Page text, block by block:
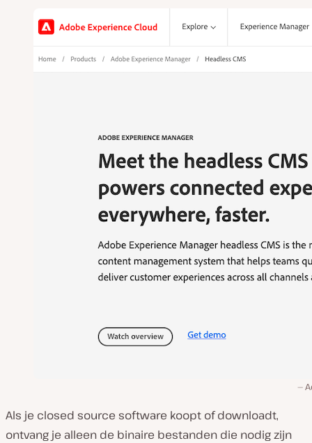
Als je closed source software koopt of downloadt,
ontvang je alleen de binaire bestanden die nodig zijn